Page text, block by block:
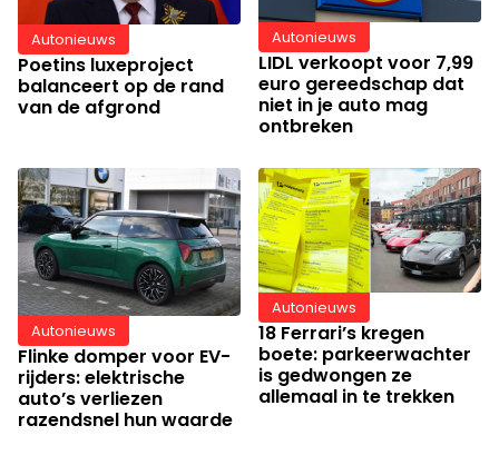
Autonieuws
Poetins luxeproject
balanceert op de rand
van de afgrond
Autonieuws
LIDL verkoopt voor 7,99
euro gereedschap dat
niet in je auto mag
ontbreken
Autonieuws
Flinke domper voor EV-
rijders: elektrische
auto’s verliezen
razendsnel hun waarde
Autonieuws
18 Ferrari’s kregen
boete: parkeerwachter
is gedwongen ze
allemaal in te trekken